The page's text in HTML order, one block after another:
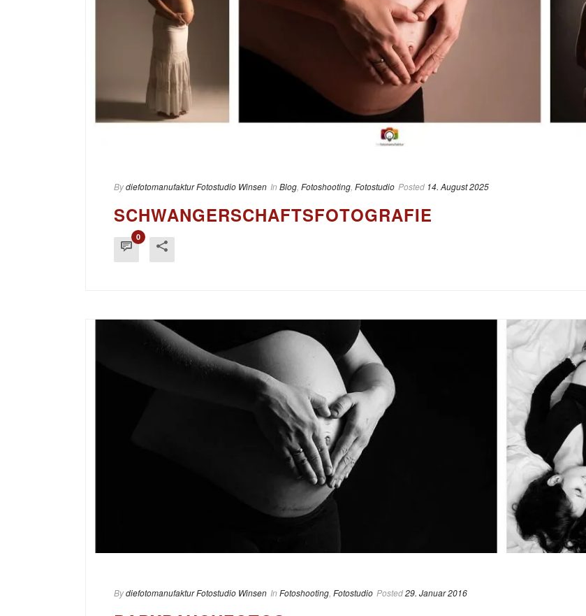
Bydiefotomanufaktur Fotostudio Winsen In Blog Fotoshooting Fotostudio Posted 14. August 2025
SCHWANGERSCHAFTSFOTOGRAFIE
0
Bydiefotomanufaktur Fotostudio Winsen In Fotoshooting Fotostudio Posted29. Januar 2016